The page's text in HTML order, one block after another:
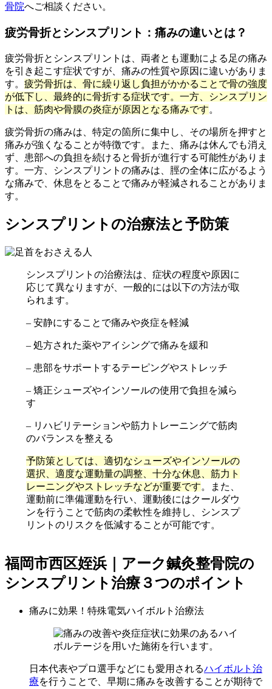
骨院へご相談ください。
疲労骨折とシンスプリント：痛みの違いとは？
疲労骨折とシンスプリントは、両者とも運動による足の痛み
を引き起こす症状ですが、痛みの性質や原因に違いがありま
す。 疲労骨折は、骨に繰り返し負担がかかることで骨の強度
が低下し、最終的に骨折する症状です。一方、シンスプリン
トは、筋肉や骨膜の炎症が原因となる痛みです。
疲労骨折の痛みは、特定の箇所に集中し、その場所を押すと
痛みが強くなることが特徴です。また、痛みは休んでも消え
ず、患部への負担を続けると骨折が進行する可能性がありま
す。一方、シンスプリントの痛みは、脛の全体に広がるよう
な痛みで、休息をとることで痛みが軽減されることがありま
す。
シンスプリントの治療法と予防策
シンスプリントの治療法は、症状の程度や原因に
応じて異なりますが、一般的には以下の方法が取
られます。
– 安静にすることで痛みや炎症を軽減
– 処方された薬やアイシングで痛みを緩和
– 患部をサポートするテーピングやストレッチ
– 矯正シューズやインソールの使用で負担を減ら
す
– リハビリテーションや筋力トレーニングで筋肉
のバランスを整える
予防策としては、適切なシューズやインソールの
選択、適度な運動量の調整、十分な休息、筋力ト
レーニングやストレッチなどが重要です。また、
運動前に準備運動を行い、運動後にはクールダウ
ンを行うことで筋肉の柔軟性を維持し、シンスプ
リントのリスクを低減することが可能です。
福岡市西区姪浜｜アーク鍼灸整骨院の
シンスプリント治療３つのポイント
痛みに効果！特殊電気ハイボルト治療法
日本代表やプロ選手などにも愛用されるハイボルト治
療を行うことで、早期に痛みを改善することが期待で